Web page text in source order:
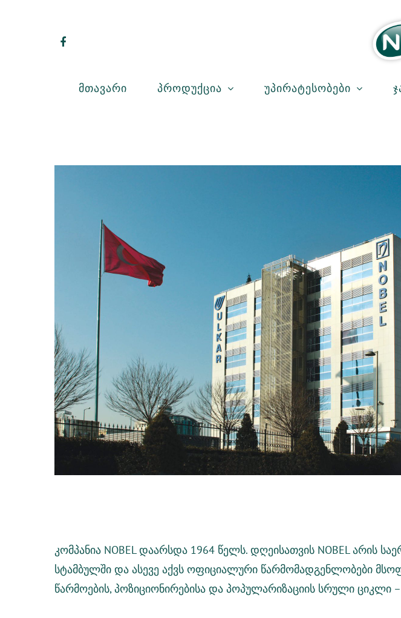
Მთავარი Პროდუქცია Უპირატესობები
კომპანია NOBEL დაარსდა 1964 წელს.დღეისათვის NOBEL არის
სტამბულში და ასევე აქვს ოფიციალური წარმომადგენლობები
წარმოების, პოზიციონირებისა და პოპულარიზაციის სრული ციკლი